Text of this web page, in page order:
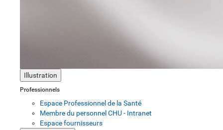
Illustration
Professionnels
Espace Professionnel de la Santé
Membre du personnel CHU - Intranet
Espace fournisseurs